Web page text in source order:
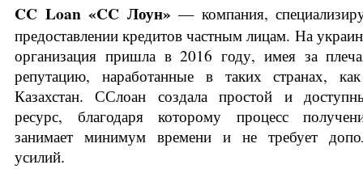
CC Loan «CC Лоун» — компания,
предоставлении кредитов частным лицам. На
организация пришла в 2016 году, имея за
репутацию, наработанные в таких странах,
Казахстан. ССлоан создала простой и
ресурс, благодаря которому процесс
занимает минимум времени и не требует
усилий.